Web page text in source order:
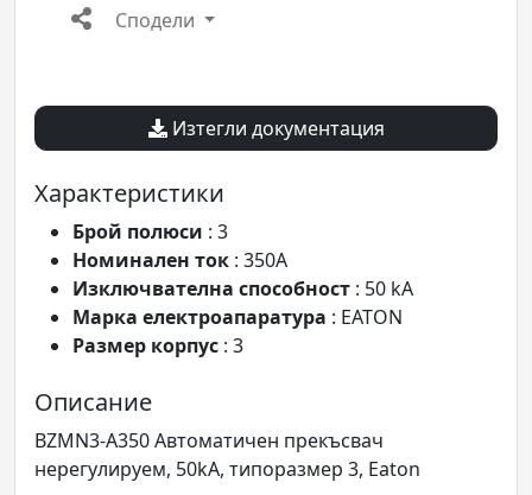
Сподели
Изтегли документация
Характеристики
Брой полюси : 3
Номинален ток : 350A
Изключвателна способност : 50 kA
Марка електроапаратура : EATON
Размер корпус : 3
Описание
BZMN3-A350 Автоматичен прекъсвач
нерегулируем, 50kA, типоразмер 3, Eaton